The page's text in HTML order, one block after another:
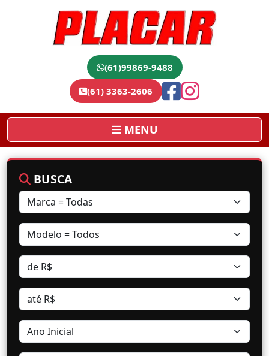
(61)99869-9488
(61) 3363-2606
MENU
BUSCA